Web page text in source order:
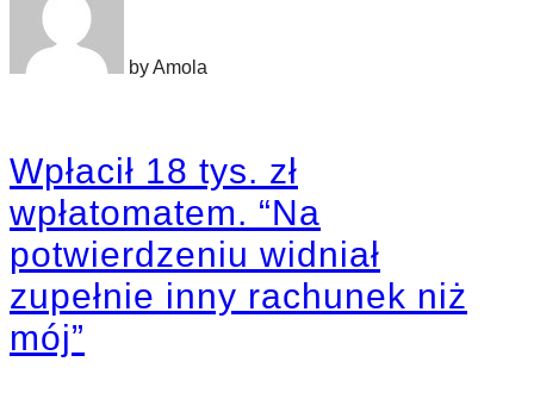
by Amola
Wpłacił 18 tys. zł
wpłatomatem. “Na
potwierdzeniu widniał
zupełnie inny rachunek niż
mój”